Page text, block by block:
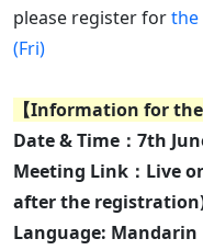
please register forthe
(Fri)
【Information for
Date & Time：7th
Meeting Link：Live
after the
Language: Mandarin